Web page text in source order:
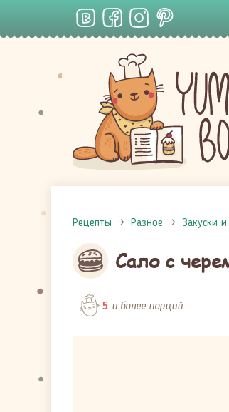
Рецепты Разное Закуски
Сало с
5 и более порций